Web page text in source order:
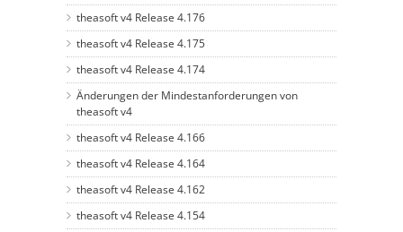
theasoft v4 Release 4.176
theasoft v4 Release 4.175
theasoft v4 Release 4.174
Änderungen der Mindestanforderungen von
theasoft v4
theasoft v4 Release 4.166
theasoft v4 Release 4.164
theasoft v4 Release 4.162
theasoft v4 Release 4.154